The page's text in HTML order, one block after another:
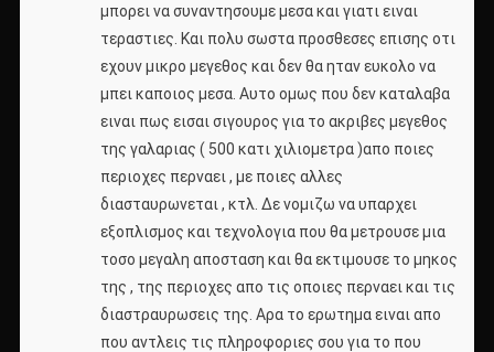
μπορει να συναντησουμε μεσα και γιατι ειναι
τεραστιες. Και πολυ σωστα προσθεσες επισης οτι
εχουν μικρο μεγεθος και δεν θα ηταν ευκολο να
μπει καποιος μεσα. Αυτο ομως που δεν καταλαβα
ειναι πως εισαι σιγουρος για το ακριβες μεγεθος
της γαλαριας ( 500 κατι χιλιομετρα )απο ποιες
περιοχες περναει , με ποιες αλλες
διασταυρωνεται , κτλ. Δε νομιζω να υπαρχει
εξοπλισμος και τεχνολογια που θα μετρουσε μια
τοσο μεγαλη αποσταση και θα εκτιμουσε το μηκος
της , της περιοχες απο τις οποιες περναει και τις
διαστραυρωσεις της. Αρα το ερωτημα ειναι απο
που αντλεις τις πληροφοριες σου για το που